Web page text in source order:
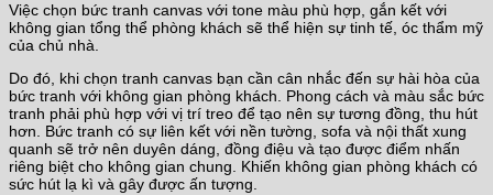
Việc chọn bức tranh canvas với tone màu phù hợp, gắn kết với
không gian tổng thể phòng khách sẽ thể hiện sự tinh tế, óc thẩm mỹ
của chủ nhà.
Do đó, khi chọn tranh canvas bạn cần cân nhắc đến sự hài hòa của
bức tranh với không gian phòng khách. Phong cách và màu sắc bức
tranh phải phù hợp với vị trí treo để tạo nên sự tương đồng, thu hút
hơn. Bức tranh có sự liên kết với nền tường, sofa và nội thất xung
quanh sẽ trở nên duyên dáng, đồng điệu và tạo được điểm nhấn
riêng biệt cho không gian chung. Khiến không gian phòng khách có
sức hút lạ kì và gây được ấn tượng.